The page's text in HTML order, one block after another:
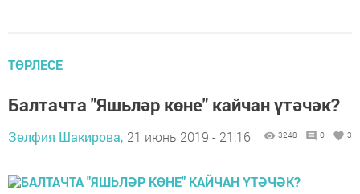
ТӨРЛЕСЕ
Балтачта "Яшьләр көне" кайчан үтәчәк?
Зөлфия Шакирова, 21 июнь 2019 - 21:16 3248 0 3